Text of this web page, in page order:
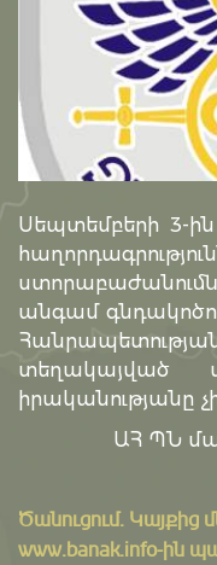
Սեպտեմբերի 3-
անգամ
տեղակայված
իրականությանը
ԱՀ ՊՆ
Ծանուցում․ Կայքից
www.banak.info-ին